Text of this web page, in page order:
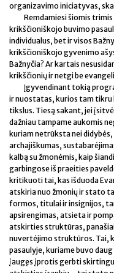
organizavimo iniciatyvas,
Remdamiesi šiomis
krikščioniškojo buvimo
individualus, bet ir visos
krikščioniškojo gyvenimo
Bažnyčia? Ar kartais
krikščionių ir netgi be
Įgyvendinant tokią
ir nuostatas, kurios tam tikru
tikslus. Tiesą sakant, jei
dažniau tampame aukomis
kuriam netrūksta nei
archajiškumas,
kalbą su žmonėmis, kaip
garbingose iš praeities
kritikuoti tai, kas išduoda
atskiria nuo žmonių ir stato
formos, titulai ir insignijos,
apsirengimas, atsieta ir
atskirties struktūras,
nuvertėjimo struktūros. Tai,
pasaulyje, kuriame buvo
įaugęs įprotis gerbti